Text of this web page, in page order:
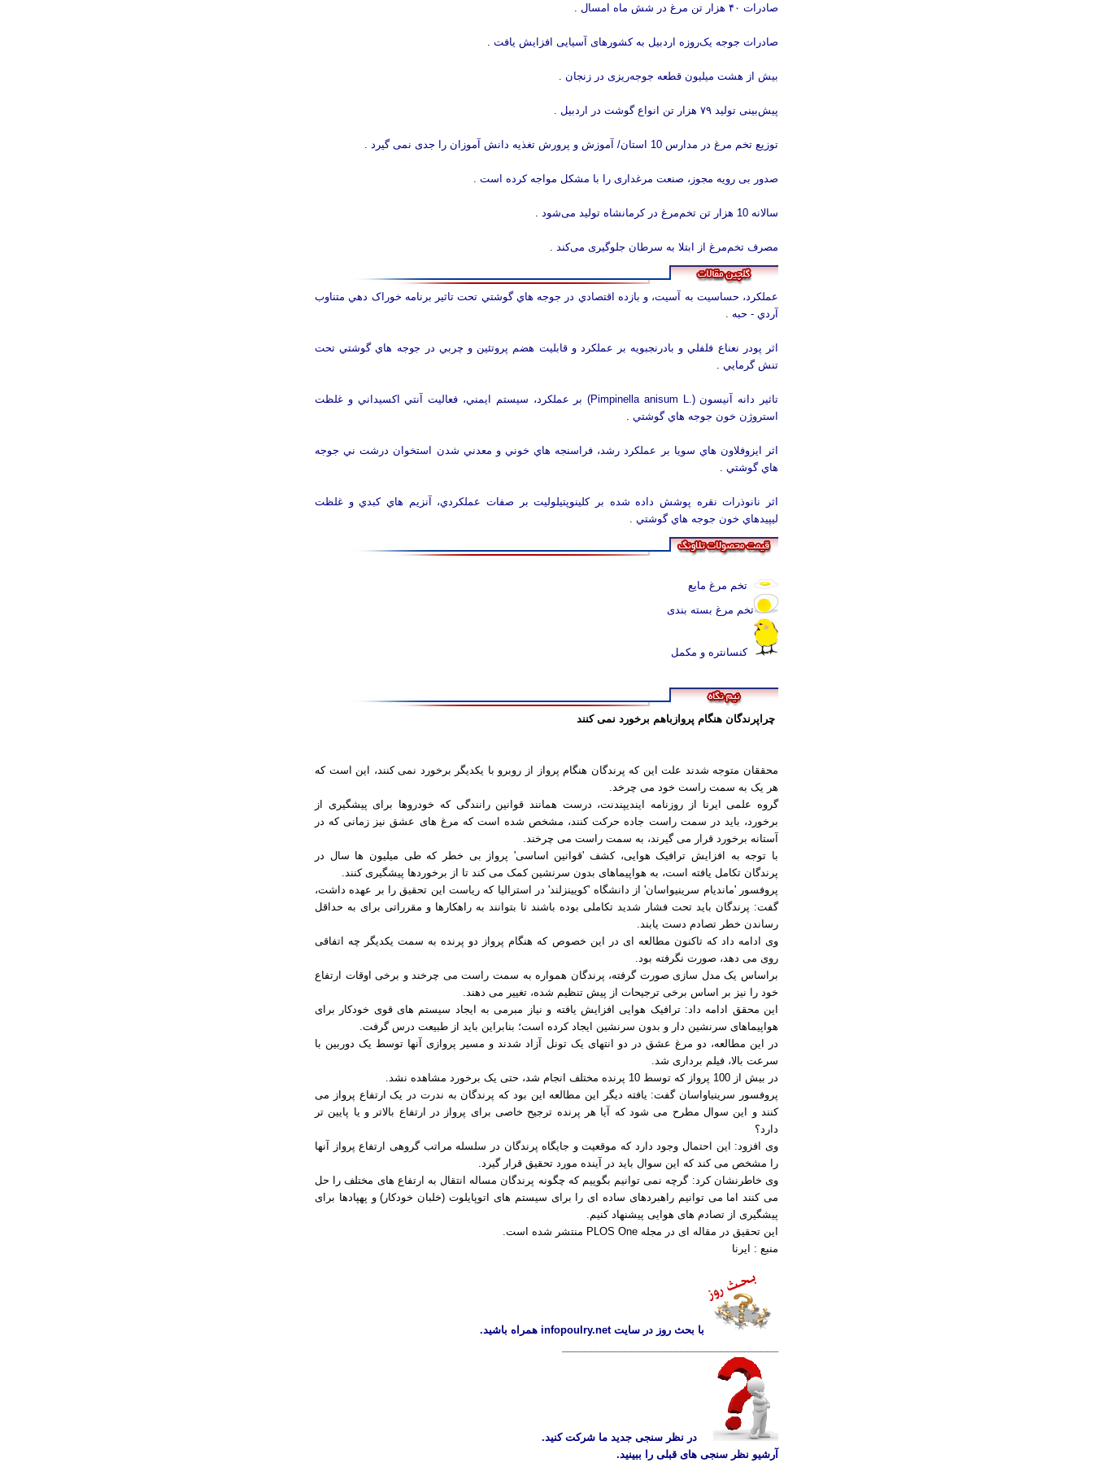
صادرات ۴۰ هزار تن مرغ در شش ماه امسال
صادرات جوجه یک‌روزه اردبیل به کشورهای آسیایی افزایش یافت
بیش از هشت میلیون قطعه جوجه‌ریزی در زنجان‌
پیش‌بینی تولید ۷۹ هزار تن انواع گوشت در اردبیل
توزیع تخم مرغ در مدارس 10 استان/ آموزش و پرورش تغذیه دانش آموزان را جدی نمی گیرد
صدور بی رویه مجوز، صنعت مرغداری را با مشکل مواجه کرده است
سالانه 10 هزار تن تخم‌مرغ در کرمانشاه تولید می‌شود
مصرف تخم‌مرغ از ابتلا به سرطان جلوگیری می‌کند
عملکرد، حساسيت به آسيت، و بازده اقتصادي در جوجه هاي گوشتي تحت تاثير برنامه خوراک دهي متناوب
آردي - حبه
اثر پودر نعناع فلفلي و بادرنجبويه بر عملکرد و قابليت هضم پروتئين و چربي در جوجه هاي گوشتي تحت
تنش گرمايي
تاثير دانه آنيسون (.Pimpinella anisum L) بر عملکرد، سيستم ايمني، فعاليت آنتي اکسيداني و غلظت
استروژن خون جوجه هاي گوشتي
اثر ايزوفلاون هاي سويا بر عملکرد رشد، فراسنجه هاي خوني و معدني شدن استخوان درشت ني جوجه
هاي گوشتي
اثر نانوذرات نقره پوشش داده شده بر کلينوپتيلوليت بر صفات عملکردي، آنزيم هاي کبدي و غلظت
ليپيدهاي خون جوجه هاي گوشتي
تخم مرغ مایع
تخم مرغ بسته بندی
کنسانتره و مکمل
چراپرندگان هنگام پروازباهم برخورد نمی کنند
محققان متوجه شدند علت این که پرندگان هنگام پرواز از روبرو با یکدیگر برخورد نمی کنند، این است که
هر یک به سمت راست خود می چرخد.
گروه علمی ایرنا از روزنامه ایندیپندنت، درست همانند قوانین رانندگی که خودروها برای پیشگیری از
برخورد، باید در سمت راست جاده حرکت کنند، مشخص شده است که مرغ های عشق نیز زمانی که در
آستانه برخورد قرار می گیرند، به سمت راست می چرخند.
با توجه به افزایش ترافیک هوایی، کشف 'قوانین اساسی' پرواز بی خطر که طی میلیون ها سال در
پرندگان تکامل یافته است، به هواپیماهای بدون سرنشین کمک می کند تا از برخوردها پیشگیری کنند.
پروفسور 'ماندیام سرینیواسان' از دانشگاه 'کویینزلند' در استرالیا که ریاست این تحقیق را بر عهده داشت،
گفت: پرندگان باید تحت فشار شدید تکاملی بوده باشند تا بتوانند به راهکارها و مقرراتی برای به حداقل
رساندن خطر تصادم دست یابند.
وی ادامه داد که تاکنون مطالعه ای در این خصوص که هنگام پرواز دو پرنده به سمت یکدیگر چه اتفاقی
روی می دهد، صورت نگرفته بود.
براساس یک مدل سازی صورت گرفته، پرندگان همواره به سمت راست می چرخند و برخی اوقات ارتفاع
خود را نیز بر اساس برخی ترجیحات از پیش تنظیم شده، تغییر می دهند.
این محقق ادامه داد: ترافیک هوایی افزایش یافته و نیاز مبرمی به ایجاد سیستم های قوی خودکار برای
هواپیماهای سرنشین دار و بدون سرنشین ایجاد کرده است؛ بنابراین باید از طبیعت درس گرفت.
در این مطالعه، دو مرغ عشق در دو انتهای یک تونل آزاد شدند و مسیر پروازی آنها توسط یک دوربین با
سرعت بالا، فیلم برداری شد.
در بیش از 100 پرواز که توسط 10 پرنده مختلف انجام شد، حتی یک برخورد مشاهده نشد.
پروفسور سرینیاواسان گفت: یافته دیگر این مطالعه این بود که پرندگان به ندرت در یک ارتفاع پرواز می
کنند و این سوال مطرح می شود که آیا هر پرنده ترجیح خاصی برای پرواز در ارتفاع بالاتر و یا پایین تر
دارد؟
وی افزود: این احتمال وجود دارد که موقعیت و جایگاه پرندگان در سلسله مراتب گروهی ارتفاع پرواز آنها
را مشخص می کند که این سوال باید در آینده مورد تحقیق قرار گیرد.
وی خاطرنشان کرد: گرچه نمی توانیم بگوییم که چگونه پرندگان مساله انتقال به ارتفاع های مختلف را حل
می کنند اما می توانیم راهبردهای ساده ای را برای سیستم های اتوپایلوت (خلبان خودکار) و پهپادها برای
پیشگیری از تصادم های هوایی پیشنهاد کنیم.
این تحقیق در مقاله ای در مجله PLOS One منتشر شده است.
منبع : ایرنا
با بحث روز در سایت infopoulry.net همراه باشید.
در نظر سنجی جدید ما شرکت کنید.
آرشیو نظر سنجی های قبلی را ببینید.